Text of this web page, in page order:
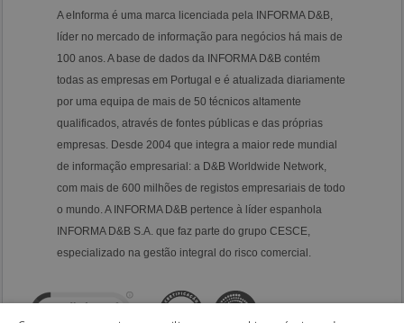
A eInforma é uma marca licenciada pela INFORMA D&B,
líder no mercado de informação para negócios há mais de
100 anos. A base de dados da INFORMA D&B contém
todas as empresas em Portugal e é atualizada diariamente
por uma equipa de mais de 50 técnicos altamente
qualificados, através de fontes públicas e das próprias
empresas. Desde 2004 que integra a maior rede mundial
de informação empresarial: a D&B Worldwide Network,
com mais de 600 milhões de registos empresariais de todo
o mundo. A INFORMA D&B pertence à líder espanhola
INFORMA D&B S.A. que faz parte do grupo CESCE,
especializado na gestão integral do risco comercial.